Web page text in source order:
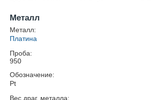
Металл
Металл:
Платина
Проба:
950
Обозначение:
Pt
Вес драг. металла: